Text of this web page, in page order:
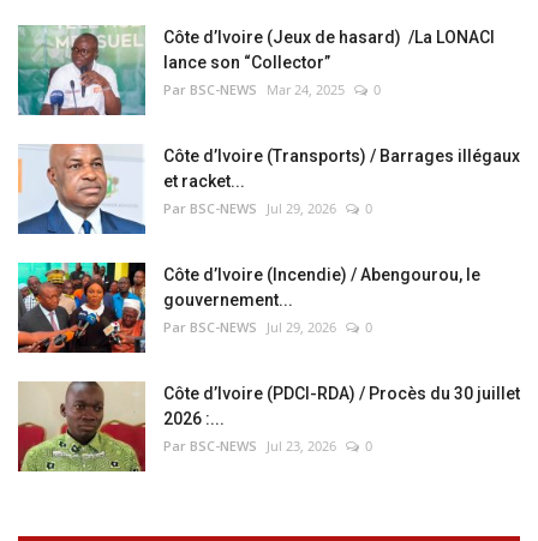
Côte d’Ivoire (Jeux de hasard) /La LONACI
lance son “Collector”
Par BSC-NEWS Mar 24, 2025 0
Côte d’Ivoire (Transports) / Barrages illégaux
et racket...
Par BSC-NEWS Jul 29, 2026 0
Côte d’Ivoire (Incendie) / Abengourou, le
gouvernement...
Par BSC-NEWS Jul 29, 2026 0
Côte d’Ivoire (PDCI-RDA) / Procès du 30 juillet
2026 :...
Par BSC-NEWS Jul 23, 2026 0